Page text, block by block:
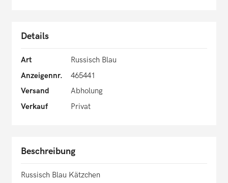
Details
Art
Russisch Blau
Anzeigennr.
465441
Versand
Abholung
Verkauf
Privat
Beschreibung
Russisch Blau Kätzchen